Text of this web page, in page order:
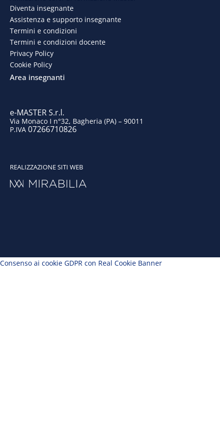
b
o
k
e
d
Diventa insegnante
Assistenza e supporto insegnante
Termini e condizioni
Termini e condizioni docente
Privacy Policy
Cookie Policy
Area insegnanti
e-MASTER S.r.l.
Via Monaco I n°32, Bagheria (PA) – 90011
P.IVA 07266710826
REALIZZAZIONE SITI WEB
Consenso ai cookie GDPR con Real Cookie Banner